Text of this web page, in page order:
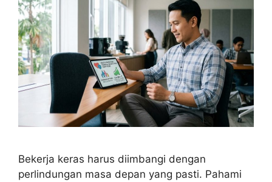
Bekerja keras harus diimbangi dengan
perlindungan masa depan yang pasti. Pahami